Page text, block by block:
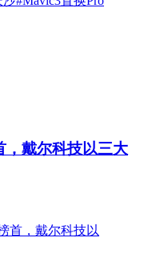
，戴尔科技以三大